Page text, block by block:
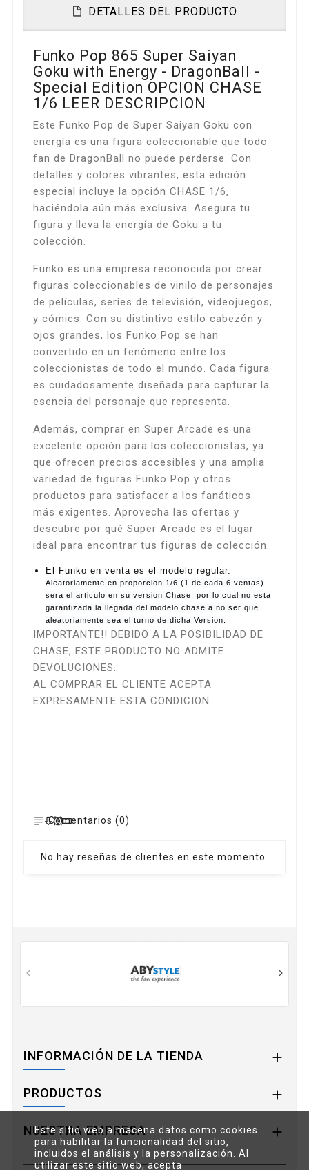
DETALLES DEL PRODUCTO
Funko Pop 865 Super Saiyan
Goku with Energy - DragonBall -
Special Edition OPCION CHASE
1/6 LEER DESCRIPCION
Este Funko Pop de Super Saiyan Goku con
energía es una figura coleccionable que todo
fan de DragonBall no puede perderse. Con
detalles y colores vibrantes, esta edición
especial incluye la opción CHASE 1/6,
haciéndola aún más exclusiva. Asegura tu
figura y lleva la energía de Goku a tu
colección.
Funko es una empresa reconocida por crear
figuras coleccionables de vinilo de personajes
de películas, series de televisión, videojuegos,
y cómics. Con su distintivo estilo cabezón y
ojos grandes, los Funko Pop se han
convertido en un fenómeno entre los
coleccionistas de todo el mundo. Cada figura
es cuidadosamente diseñada para capturar la
esencia del personaje que representa.
Además, comprar en Super Arcade es una
excelente opción para los coleccionistas, ya
que ofrecen precios accesibles y una amplia
variedad de figuras Funko Pop y otros
productos para satisfacer a los fanáticos
más exigentes. Aprovecha las ofertas y
descubre por qué Super Arcade es el lugar
ideal para encontrar tus figuras de colección.
El Funko en venta es el modelo regular.
Aleatoriamente en proporcion 1/6 (1 de cada 6 ventas)
sera el articulo en su version Chase, por lo cual no esta
garantizada la llegada del modelo chase a no ser que
aleatoriamente sea el turno de dicha Version.
IMPORTANTE!! DEBIDO A LA POSIBILIDAD DE
CHASE, ESTE PRODUCTO NO ADMITE
DEVOLUCIONES.
AL COMPRAR EL CLIENTE ACEPTA
EXPRESAMENTE ESTA CONDICION.
Comentarios (0)
No hay reseñas de clientes en este momento.
INFORMACIÓN DE LA TIENDA 
PRODUCTOS 
NUESTRA EMPRESA 
Este sitio web almacena datos como cookies
para habilitar la funcionalidad del sitio,
incluidos el análisis y la personalización. Al
utilizar este sitio web, acepta